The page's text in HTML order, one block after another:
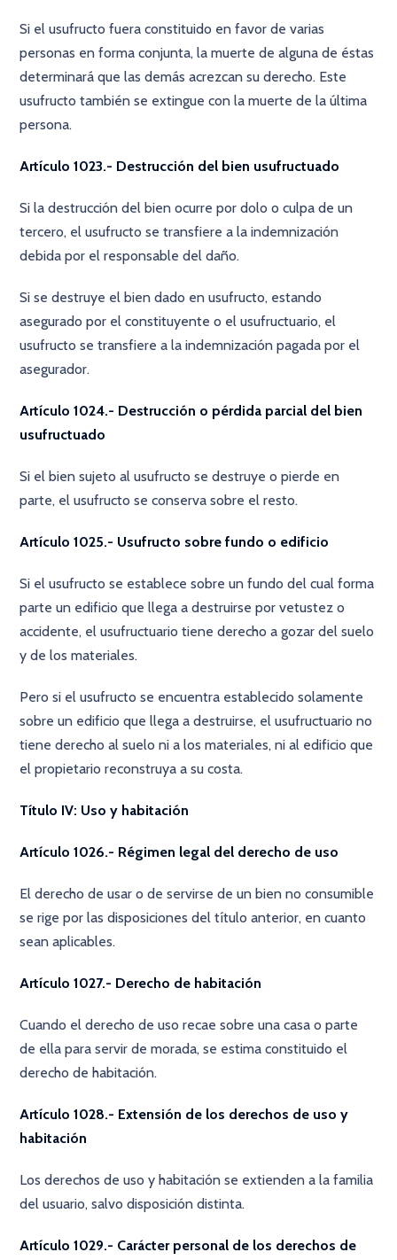
Si el usufructo fuera constituido en favor de varias
personas en forma conjunta, la muerte de alguna de éstas
determinará que las demás acrezcan su derecho. Este
usufructo también se extingue con la muerte de la última
persona.
Artículo 1023.- Destrucción del bien usufructuado
Si la destrucción del bien ocurre por dolo o culpa de un
tercero, el usufructo se transfiere a la indemnización
debida por el responsable del daño.
Si se destruye el bien dado en usufructo, estando
asegurado por el constituyente o el usufructuario, el
usufructo se transfiere a la indemnización pagada por el
asegurador.
Artículo 1024.- Destrucción o pérdida parcial del bien
usufructuado
Si el bien sujeto al usufructo se destruye o pierde en
parte, el usufructo se conserva sobre el resto.
Artículo 1025.- Usufructo sobre fundo o edificio
Si el usufructo se establece sobre un fundo del cual forma
parte un edificio que llega a destruirse por vetustez o
accidente, el usufructuario tiene derecho a gozar del suelo
y de los materiales.
Pero si el usufructo se encuentra establecido solamente
sobre un edificio que llega a destruirse, el usufructuario no
tiene derecho al suelo ni a los materiales, ni al edificio que
el propietario reconstruya a su costa.
Título IV: Uso y habitación
Artículo 1026.- Régimen legal del derecho de uso
El derecho de usar o de servirse de un bien no consumible
se rige por las disposiciones del título anterior, en cuanto
sean aplicables.
Artículo 1027.- Derecho de habitación
Cuando el derecho de uso recae sobre una casa o parte
de ella para servir de morada, se estima constituido el
derecho de habitación.
Artículo 1028.- Extensión de los derechos de uso y
habitación
Los derechos de uso y habitación se extienden a la familia
del usuario, salvo disposición distinta.
Artículo 1029.- Carácter personal de los derechos de